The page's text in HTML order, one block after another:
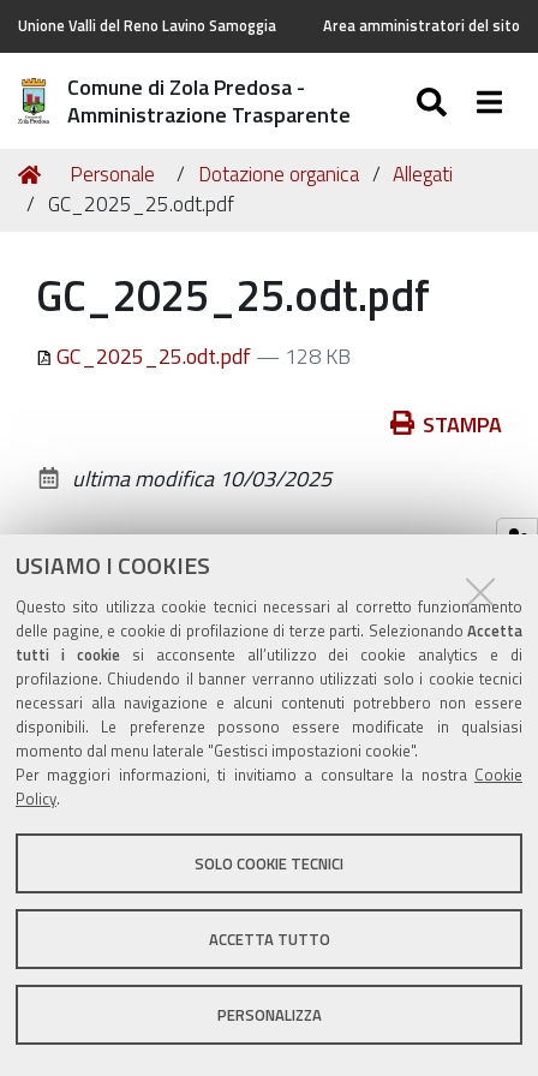
USIAMO I COOKIES
Questo sito utilizza cookie tecnici necessari al corretto funzionamento
delle pagine, e cookie di profilazione di terze parti. Selezionando Accetta
tutti i cookiesi acconsente all’utilizzo dei cookie analytics e di
profilazione. Chiudendo il banner verranno utilizzati solo i cookie tecnici
necessari alla navigazione e alcuni contenuti potrebbero non essere
disponibili. Le preferenze possono essere modificate in qualsiasi
momento dal menu laterale "Gestisci impostazioni cookie".
Per maggiori informazioni, ti invitiamo a consultare la nostra Cookie
Policy.
SOLO COOKIE TECNICI
ACCETTA TUTTO
PERSONALIZZA
Unione Valli del Reno Lavino Samoggia Area amministratori del sito
Comune di Zola Predosa -
Amministrazione Trasparente
Tu
sei
Home
Personale Dotazione organica
Allegati
GC_2025_25.odt.pdf
GC_2025_25.odt.pdf
GC_2025_25.odt.pdf— 128 KB
documento
STAMPA
ultima modifica 10/03/2025
Valuta questo sito
Sito istituzionale Comune di Zola Predosa
Privacy policy|DPO|Accessibilità